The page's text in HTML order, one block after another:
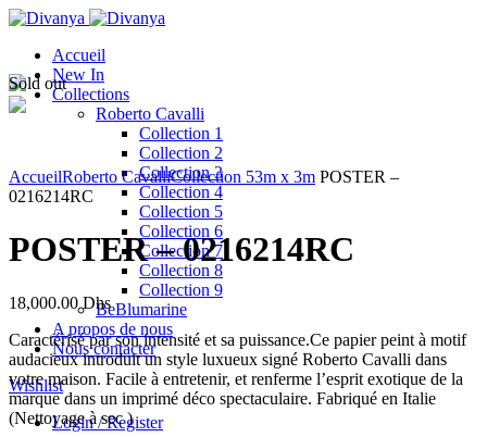
Accueil
New In
Collections
Roberto Cavalli
Collection 1
Collection 2
Collection 3
Collection 4
Collection 5
Collection 6
Collection 7
Collection 8
Collection 9
BeBlumarine
A propos de nous
Nous contacter
Wishlist
Login / Register
Sold out
AccueilRoberto CavalliCollection 53m x 3m POSTER –
0216214RC
POSTER – 0216214RC
18,000.00Dhs
Caractérisé par son intensité et sa puissance.Ce papier peint à motif
audacieux introduit un style luxueux signé Roberto Cavalli dans
votre maison. Facile à entretenir, et renferme l’esprit exotique de la
marque dans un imprimé déco spectaculaire. Fabriqué en Italie
(Nettoyage à sec )